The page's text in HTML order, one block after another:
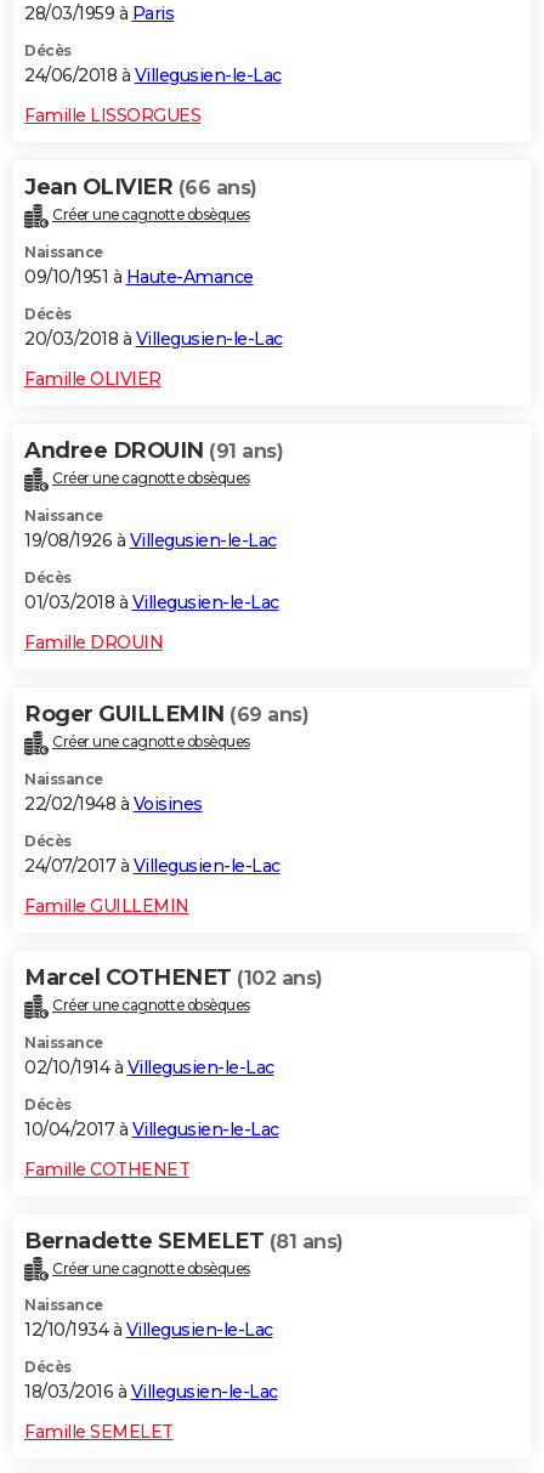
28/03/1959 à Paris
Décès
24/06/2018 à Villegusien-le-Lac
Famille LISSORGUES
Jean OLIVIER (66 ans)
Créer une cagnotte obsèques
Naissance
09/10/1951 à Haute-Amance
Décès
20/03/2018 à Villegusien-le-Lac
Famille OLIVIER
Andree DROUIN (91 ans)
Créer une cagnotte obsèques
Naissance
19/08/1926 à Villegusien-le-Lac
Décès
01/03/2018 à Villegusien-le-Lac
Famille DROUIN
Roger GUILLEMIN (69 ans)
Créer une cagnotte obsèques
Naissance
22/02/1948 à Voisines
Décès
24/07/2017 à Villegusien-le-Lac
Famille GUILLEMIN
Marcel COTHENET (102 ans)
Créer une cagnotte obsèques
Naissance
02/10/1914 à Villegusien-le-Lac
Décès
10/04/2017 à Villegusien-le-Lac
Famille COTHENET
Bernadette SEMELET (81 ans)
Créer une cagnotte obsèques
Naissance
12/10/1934 à Villegusien-le-Lac
Décès
18/03/2016 à Villegusien-le-Lac
Famille SEMELET